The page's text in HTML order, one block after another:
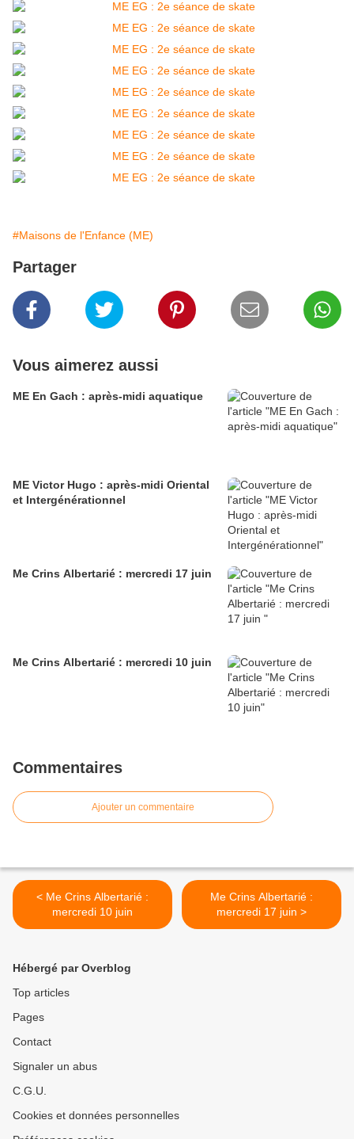
#Maisons de l'Enfance (ME)
Partager
Vous aimerez aussi
ME En Gach : après-midi aquatique
ME Victor Hugo : après-midi Oriental
et Intergénérationnel
Me Crins Albertarié : mercredi 17 juin
Me Crins Albertarié : mercredi 10 juin
Commentaires
Ajouter un commentaire
< Me Crins Albertarié :
mercredi 10 juin
Me Crins Albertarié :
mercredi 17 juin >
Hébergé par Overblog
Top articles
Pages
Contact
Signaler un abus
C.G.U.
Cookies et données personnelles